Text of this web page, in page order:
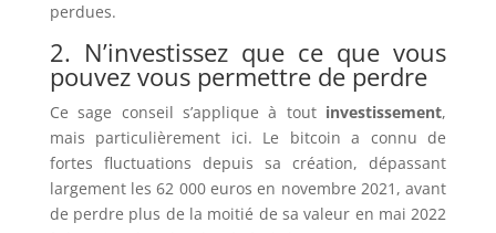
perdues.
2. N’investissez que ce que vous
pouvez vous permettre de perdre
Ce sage conseil s’applique à tout investissement,
mais particulièrement ici. Le bitcoin a connu de
fortes fluctuations depuis sa création, dépassant
largement les 62 000 euros en novembre 2021, avant
de perdre plus de la moitié de sa valeur en mai 2022